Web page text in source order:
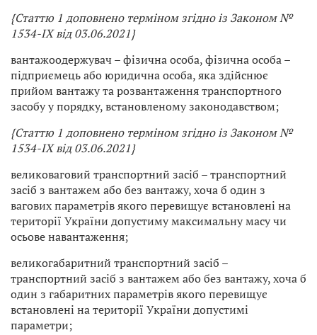
{Статтю 1 доповнено терміном згідно із Законом №
1534-IX від 03.06.2021}
вантажоодержувач – фізична особа, фізична особа –
підприємець або юридична особа, яка здійснює
прийом вантажу та розвантаження транспортного
засобу у порядку, встановленому законодавством;
{Статтю 1 доповнено терміном згідно із Законом №
1534-IX від 03.06.2021}
великоваговий транспортний засіб – транспортний
засіб з вантажем або без вантажу, хоча б один з
вагових параметрів якого перевищує встановлені на
території України допустиму максимальну масу чи
осьове навантаження;
великогабаритний транспортний засіб –
транспортний засіб з вантажем або без вантажу, хоча б
один з габаритних параметрів якого перевищує
встановлені на території України допустимі
параметри;